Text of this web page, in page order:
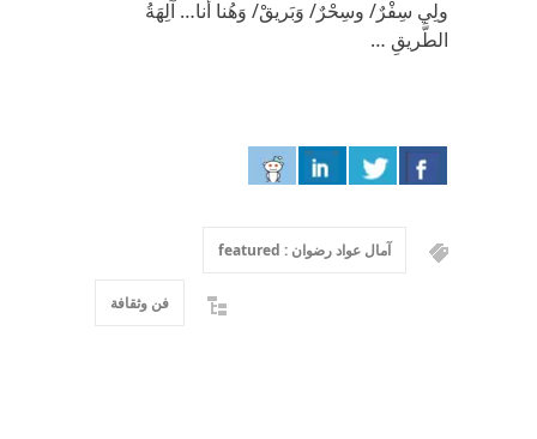
ولِي سِفْرٌ/ وسِحْرٌ/ وَبَريقْ/ وَهُنا أنا… آلِهَةُ
الطَّريقِ …
آمال عواد رضوان : featured
فن وثقافة